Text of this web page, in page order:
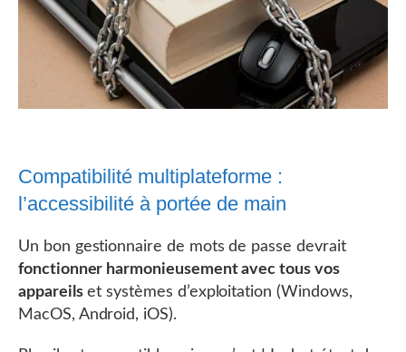
Compatibilité multiplateforme :
l’accessibilité à portée de main
Un bon gestionnaire de mots de passe devrait
fonctionner harmonieusement avec tous vos
appareilset systèmes d’exploitation (Windows,
MacOS, Android, iOS).